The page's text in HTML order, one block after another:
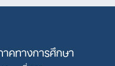
คทางการศึกษา